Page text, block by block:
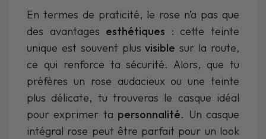
En termes de praticité, le rose n’a pas que
des avantages esthétiques : cette teinte
unique est souvent plusvisible sur la route,
ce qui renforce ta sécurité. Alors, que tu
préfères un rose audacieux ou une teinte
plus délicate, tu trouveras le casque idéal
pour exprimer ta personnalité. Un casque
intégral rose peut être parfait pour un look